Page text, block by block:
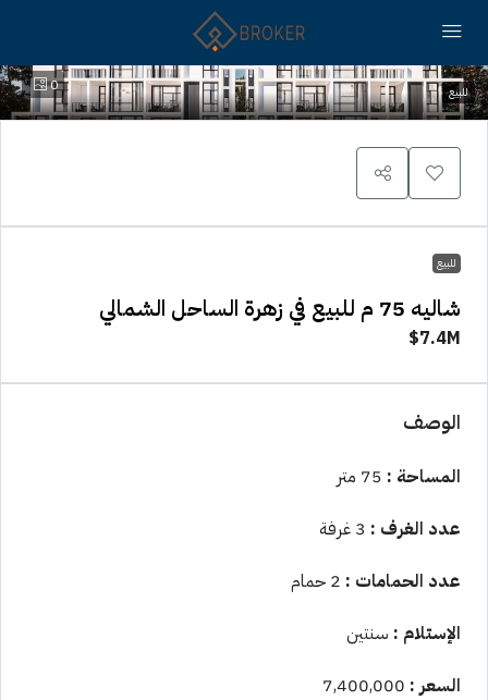
0 للبيع
للبيع
شاليه 75 م للبيع في زهرة الساحل الشمالي
7.4M$
الوصف
المساحة :
عدد الغرف :
عدد الحمامات :
الإستلام : سنتين
السعر :